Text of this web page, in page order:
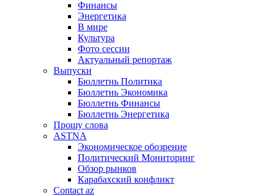
Финансы
Энергетика
В мире
Культура
Фото сессии
Актуальный репортаж
Выпуски
Бюллетнь Политика
Бюллетнь Экономика
Бюллетнь Финансы
Бюллетнь Энергетика
Прошу слова
ASTNA
Экономическое обозрение
Политический Мониторинг
Обзор рынков
Карабахский конфликт
Contact az